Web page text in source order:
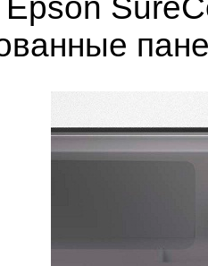
Epson